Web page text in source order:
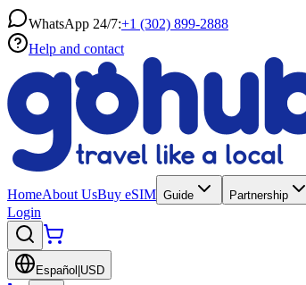
WhatsApp 24/7:+1 (302) 899-2888
Help and contact
HomeAbout UsBuy eSIM Guide Partnership
Login
Español USD